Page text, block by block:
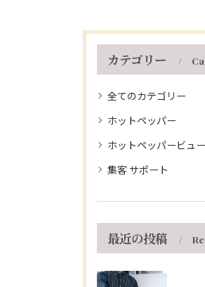
カテゴリー
全てのカテゴリー
ホットペッパー
ホットペッパービュ
集客 サポート
最近の投稿